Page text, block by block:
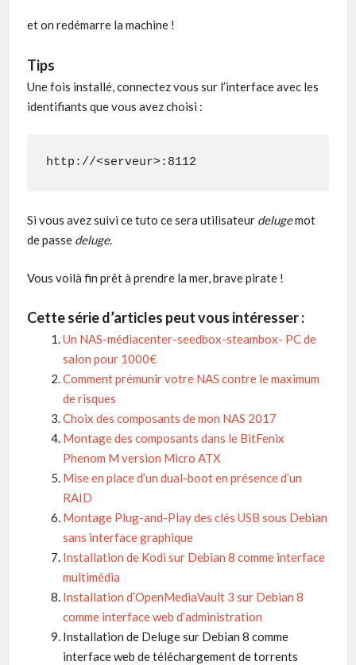
et on redémarre la machine !
Tips
Une fois installé, connectez vous sur l’interface avec les
identifiants que vous avez choisi :
http://<serveur>:8112
Si vous avez suivi ce tuto ce sera utilisateur delugemot
de passe deluge.
Vous voilà fin prêt à prendre la mer, brave pirate !
Cette série d’articles peut vous intéresser :
Un NAS-médiacenter-seedbox-steambox- PC de
salon pour 1000€
Comment prémunir votre NAS contre le maximum
de risques
Choix des composants de mon NAS 2017
Montage des composants dans le BitFenix
Phenom M version Micro ATX
Mise en place d’un dual-boot en présence d’un
RAID
Montage Plug-and-Play des clés USB sous Debian
sans interface graphique
Installation de Kodi sur Debian 8 comme interface
multimédia
Installation d’OpenMediaVault 3 sur Debian 8
comme interface web d’administration
Installation de Deluge sur Debian 8 comme
interface web de téléchargement de torrents